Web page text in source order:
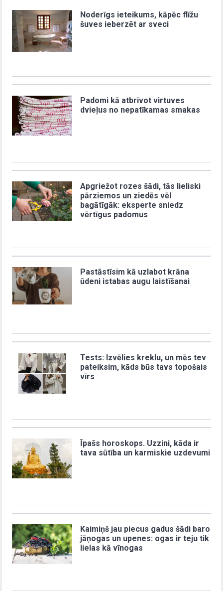
Noderīgs ieteikums, kāpēc flīžu
šuves ieberzēt ar sveci
Padomi kā atbrīvot virtuves
dvieļus no nepatīkamas smakas
Apgriežot rozes šādi, tās lieliski
pārziemos un ziedēs vēl
bagātīgāk: eksperte sniedz
vērtīgus padomus
Pastāstīsim kā uzlabot krāna
ūdeni istabas augu laistīšanai
Tests: Izvēlies kreklu, un mēs tev
pateiksim, kāds būs tavs topošais
vīrs
Īpašs horoskops. Uzzini, kāda ir
tava sūtība un karmiskie uzdevumi
Kaimiņš jau piecus gadus šādi baro
jāņogas un upenes: ogas ir teju tik
lielas kā vīnogas